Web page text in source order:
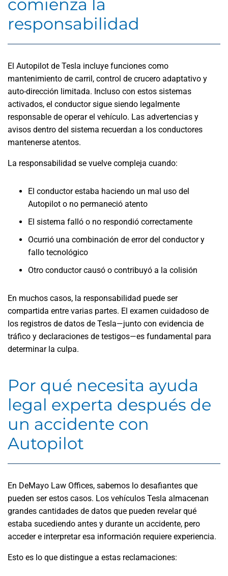
comienza la
responsabilidad
El Autopilot de Tesla incluye funciones como
mantenimiento de carril, control de crucero adaptativo y
auto-dirección limitada. Incluso con estos sistemas
activados, el conductor sigue siendo legalmente
responsable de operar el vehículo. Las advertencias y
avisos dentro del sistema recuerdan a los conductores
mantenerse atentos.
La responsabilidad se vuelve compleja cuando:
El conductor estaba haciendo un mal uso del
Autopilot o no permaneció atento
El sistema falló o no respondió correctamente
Ocurrió una combinación de error del conductor y
fallo tecnológico
Otro conductor causó o contribuyó a la colisión
En muchos casos, la responsabilidad puede ser
compartida entre varias partes. El examen cuidadoso de
los registros de datos de Tesla—junto con evidencia de
tráfico y declaraciones de testigos—es fundamental para
determinar la culpa.
Por qué necesita ayuda
legal experta después de
un accidente con
Autopilot
En DeMayo Law Offices, sabemos lo desafiantes que
pueden ser estos casos. Los vehículos Tesla almacenan
grandes cantidades de datos que pueden revelar qué
estaba sucediendo antes y durante un accidente, pero
acceder e interpretar esa información requiere experiencia.
Esto es lo que distingue a estas reclamaciones: